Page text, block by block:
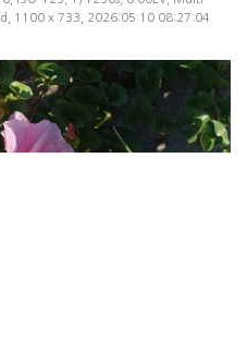
1100 x 733, 2026:05:10 08:27:04